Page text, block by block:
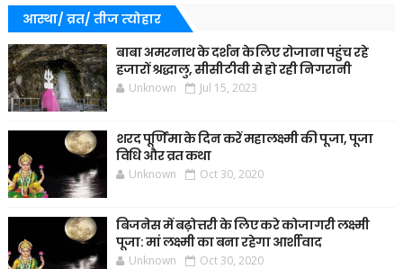
आस्था/ व्रत/ तीज त्‍योहार
बाबा अमरनाथ के दर्शन के लिए रोजाना पहुंच रहे
हजारों श्रद्धालु, सीसीटीवी से हो रही निगरानी
Unknown Jul 15, 2023
शरद पूर्णिमा के दिन करें महालक्ष्मी की पूजा, पूजा
विधि और व्रत कथा
Unknown Oct 30, 2020
बिजनेस में बढ़ोत्तरी के लिए करे कोजागरी लक्ष्मी
पूजा: मां लक्ष्मी का बना रहेगा आर्शीवाद
Unknown Oct 30, 2020